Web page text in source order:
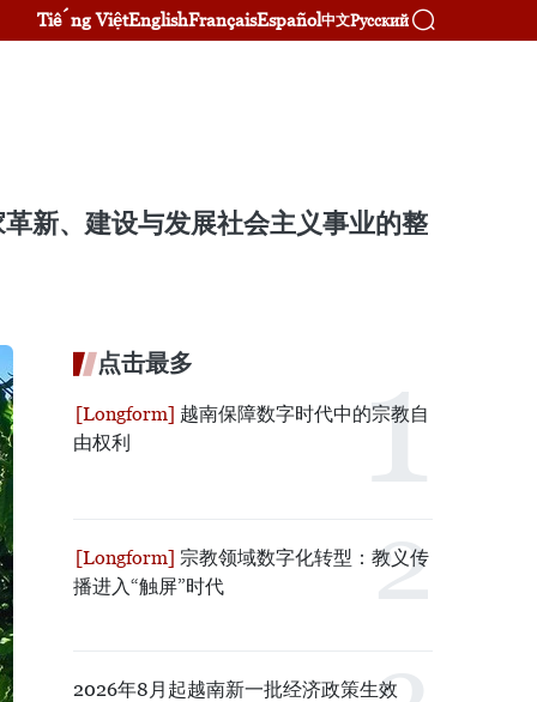
Tiếng ViệtEnglishFrançaisEspañol中文Русский
新、建设与发展社会主义事业的整
点击最多
越南保障数字时代中的宗教自
由权利
宗教领域数字化转型：教义传
播进入“触屏”时代
2026年8月起越南新一批经济政策生效